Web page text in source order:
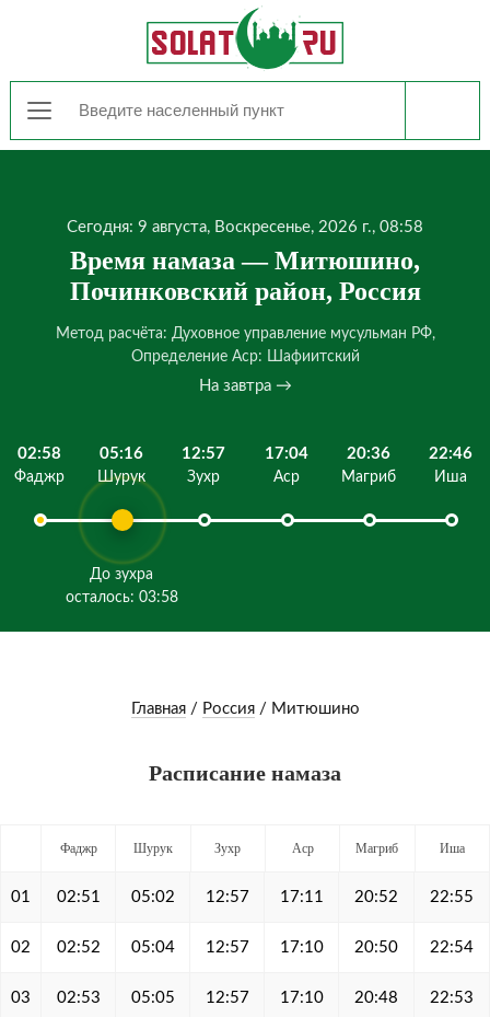
Сегодня: 9 августа, Воскресенье, 2026 г., 08:58
Время намаза — Митюшино,
Починковский район, Россия
Метод расчёта: Духовное управление мусульман РФ,
Определение Аср: Шафиитский
На завтра →
02:58
Фаджр
05:16
Шурук
До зухра
осталось: 03:58
12:57
Зухр
17:04
Аср
20:36
Магриб
22:46
Иша
Главная/ Россия/ Митюшино
Расписание намаза
Фаджр Шурук Зухр Аср Магриб Иша
01 02:51 05:02 12:57 17:11 20:52 22:55
02 02:52 05:04 12:57 17:10 20:50 22:54
03 02:53 05:05 12:57 17:10 20:48 22:53